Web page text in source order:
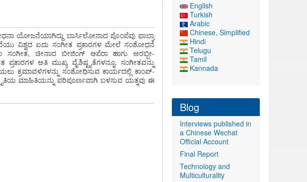
ಯೋಜನೆಯಾಗಿದ್ದು ಬಾರ್ಸಿಲೋನಾದ ಪೊಂಪೆವು ಫಾಬ್ರಾ
ವಿಶ್ವದ ಐದು ಸಂಗೀತ ಪ್ರಕಾರಗಳ ಮೇಲೆ ಸಂಶೋಧನೆ
ಚೀನಾದ ಬೀಜಿಂಗ್ ಆಪೆರಾ ಹಾಗು ಅರಬ್ಬೀ-
ಅತಿ ಮುಖ್ಯ ವೈಶಿಷ್ಟ್ಯತೆಗಳನ್ನೂ, ಸಂಗೀತವನ್ನು
ಕ್ರಮಾವಳಿಗಳನ್ನು ಸಂಶೋಧಿಸುವ ಕಾರ್ಯದಲ್ಲಿ ಕಾಂಪ್-
ಮಾಹಿತಿಯನ್ನು ಪರಿಪೂರ್ಣವಾಗಿ ಬಳಸುವ ಯತ್ನವು ಈ
English
Turkish
Arabic
Chinese, Simplified
Hindi
Telugu
Tamil
Kannada
Blog
Interviews published in
a Chinese Wechat
Official Account
Final Report
Technology and
Multiculturality